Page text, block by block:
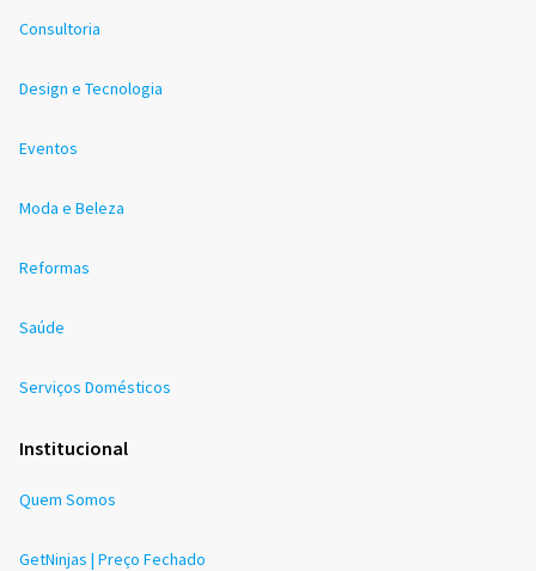
Consultoria
Design e Tecnologia
Eventos
Moda e Beleza
Reformas
Saúde
Serviços Domésticos
Institucional
Quem Somos
GetNinjas | Preço Fechado